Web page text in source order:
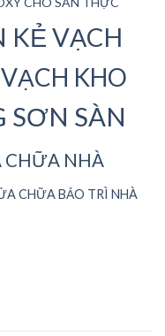
KẺ VẠCH
KHO
SƠN SÀN
CHỮA NHÀ
CHỮA BẢO TRÌ NHÀ